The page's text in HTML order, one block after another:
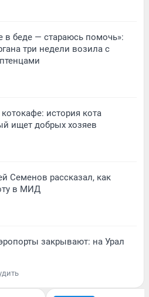
в беде — стараюсь помочь»:
три недели возила с
история кота
ищет добрых хозяев
Семенов рассказал, как
в МИД
закрывают: на Урал